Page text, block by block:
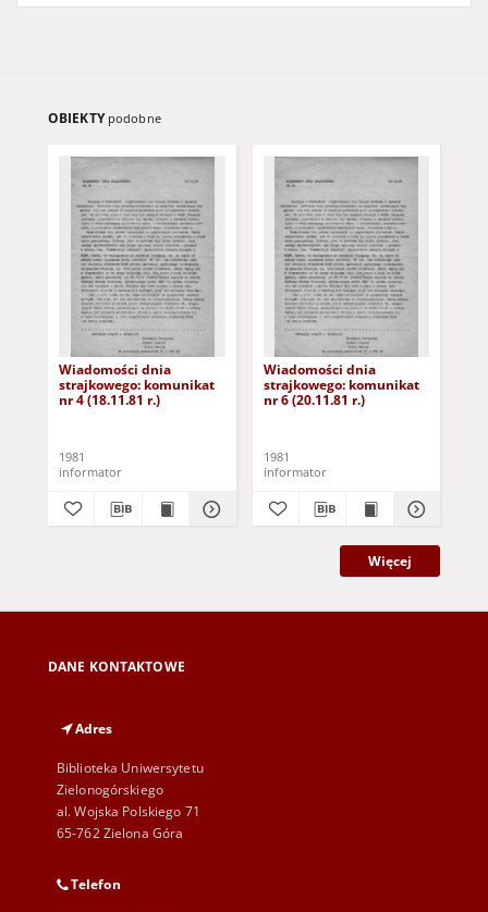
OBIEKTY podobne
Wiadomości dnia
strajkowego: komunikat
nr 4 (18.11.81 r.)
1981
informator
Wiadomości dnia
strajkowego: komunikat
nr 6 (20.11.81 r.)
1981
informator
Więcej
DANE KONTAKTOWE
Adres
Biblioteka Uniwersytetu
Zielonogórskiego
al. Wojska Polskiego 71
65-762 Zielona Góra
Telefon